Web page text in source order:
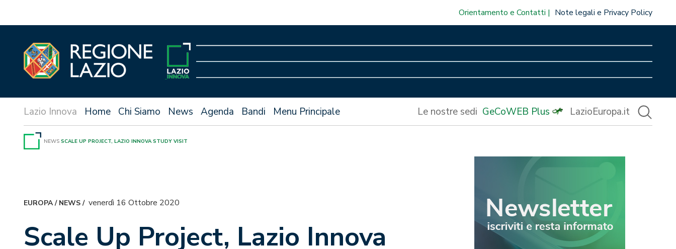
Orientamento e Contatti Note legali e Privacy Policy
Home Chi Siamo News Agenda Bandi Menu Principale Le nostre sedi GeCoWEB Plus LazioEuropa.it
NEWS SCALE UP PROJECT, LAZIO INNOVA STUDY VISIT
EUROPA/ NEWS/ venerdì 16 Ottobre 2020
Scale Up Project, Lazio Innova